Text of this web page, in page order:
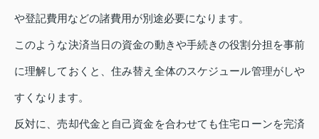
や登記費用などの諸費用が別途必要になります。
このような決済当日の資金の動きや手続きの役割分担を事前
に理解しておくと、住み替え全体のスケジュール管理がしや
すくなります。
反対に、売却代金と自己資金を合わせても住宅ローンを完済